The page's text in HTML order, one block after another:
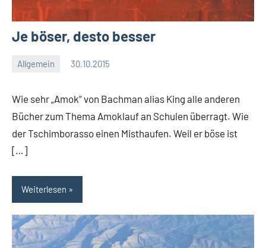
Je böser, desto besser
Allgemein 30.10.2015
Moutard
Keine
Wie sehr „Amok“ von Bachman alias King alle anderen
Bücher zum Thema Amoklauf an Schulen überragt. Wie
der Tschimborasso einen Misthaufen. Weil er böse ist
[…]
Weiterlesen